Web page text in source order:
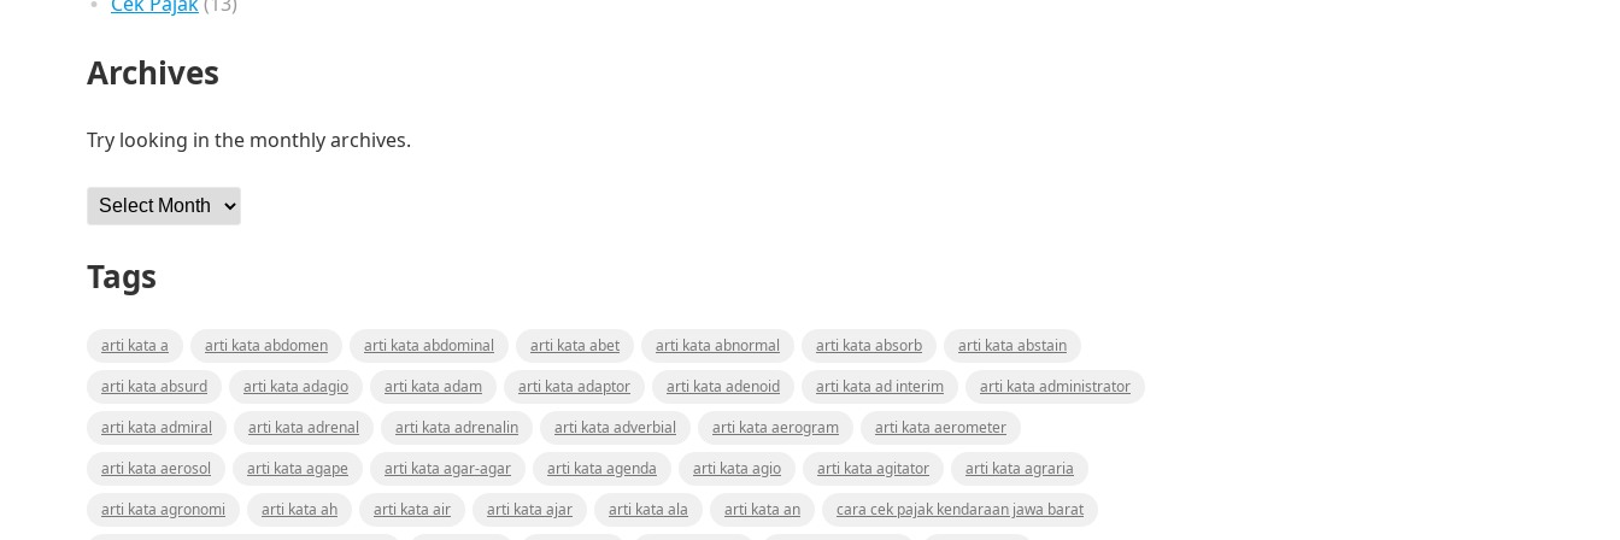
Archives
Try looking in the monthly archives.
Archives
Tags
arti kata a arti kata abdomen arti kata abdominal arti kata abet arti kata abnormal arti kata absorb
arti kata abstain
arti kata absurd
arti kata adagio arti kata adam arti kata adaptor arti kata adenoid arti kata ad interim
arti kata administrator
arti kata admiral
arti kata adrenal arti kata adrenalin arti kata adverbial arti kata aerogram
arti kata aerometer
arti kata aerosol
arti kata agape arti kata agar-agar arti kata agenda arti kata agio arti kata agitator
arti kata agraria
arti kata agronomi
arti kata ah arti kata air arti kata ajar arti kata ala arti kata an
cara cek pajak kendaraan jawa barat